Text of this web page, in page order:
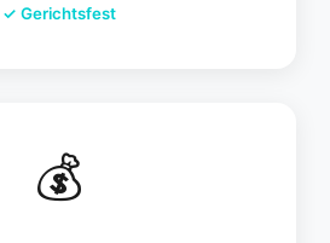
✓ Gerichtsfest
💰